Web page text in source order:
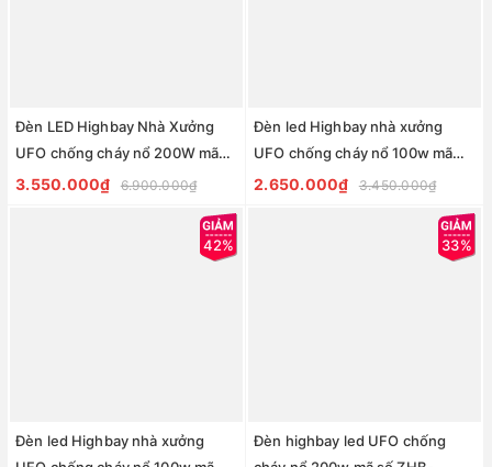
Đèn LED Highbay Nhà Xưởng
UFO chống cháy nổ 200W mã
ZHB200SMD-CCN ZALAA
3.550.000₫ 6.900.000₫
Đèn led Highbay nhà xưởng
UFO chống cháy nổ 100w mã
ZHB100SMD-CCN ZALAA
2.650.000₫ 3.450.000₫
42%
Đèn led Highbay nhà xưởng
33%
Đèn highbay led UFO chống